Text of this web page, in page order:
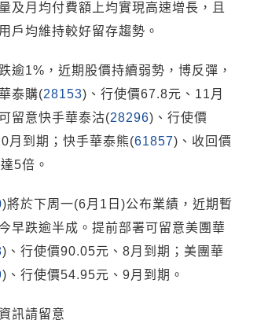
及月均付費額上均實現高速增長，且
戶均維持較好留存趨勢。
逾1%，近期股價持續弱勢，博反彈，
泰購(28153)、行使價67.8元、11月
留意快手華泰沽(28296)、行使價
月到期；快手華泰熊(61857)、收回價
5倍。
)將於下周一(6月1日)公布業績，近期暫
早跌逾半成。提前部署可留意美團華
)、行使價90.05元、8月到期；美團華
)、行使價54.95元、9月到期。
訊請留意